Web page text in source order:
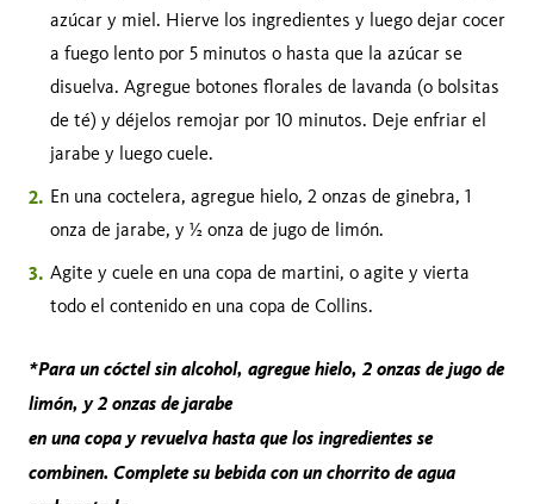
azúcar y miel. Hierve los ingredientes y luego dejar cocer
a fuego lento por 5 minutos o hasta que la azúcar se
disuelva. Agregue botones florales de lavanda (o bolsitas
de té) y déjelos remojar por 10 minutos. Deje enfriar el
jarabe y luego cuele.
En una coctelera, agregue hielo, 2 onzas de ginebra, 1
onza de jarabe, y ½ onza de jugo de limón.
Agite y cuele en una copa de martini, o agite y vierta
todo el contenido en una copa de Collins.
*Para un cóctel sin alcohol, agregue hielo, 2 onzas de jugo de
limón, y 2 onzas de jarabe
en una copa y revuelva hasta que los ingredientes se
combinen. Complete su bebida con un chorrito de agua